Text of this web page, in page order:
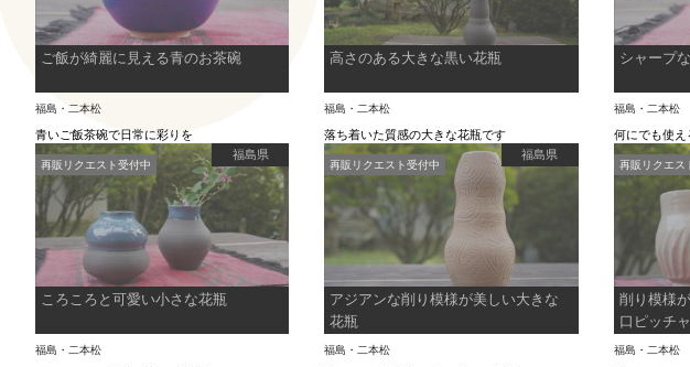
ご飯が綺麗に見える青のお茶碗
福島・二本松
青いご飯茶碗で日常に彩りを
高さのある大きな黒い花瓶
福島・二本松
落ち着いた質感の大きな花瓶です
シャープ
福島・二本松
何にでも使え
福島県
ころころと可愛い小さな花瓶
福島・二本松
再販リクエスト受付中
福島県
アジアンな削り模様が美しい大きな
花瓶
福島・二本松
再販リクエスト受付中
削り模様
口ピッチ
福島・二本松
再販リクエス